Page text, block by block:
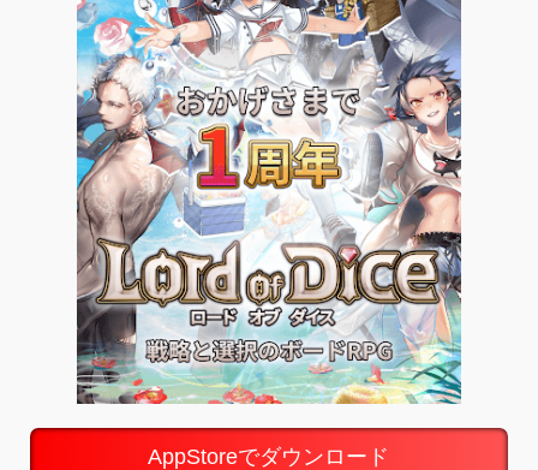
AppStoreでダウンロード